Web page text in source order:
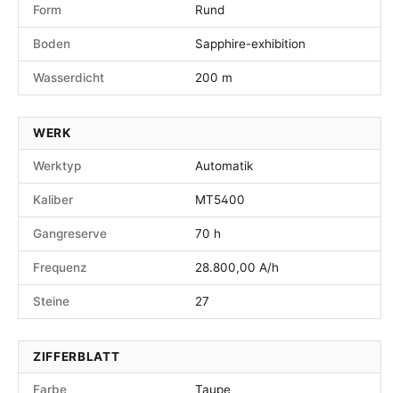
Form Rund
Boden Sapphire-exhibition
Wasserdicht 200 m
WERK
Werktyp Automatik
Kaliber MT5400
Gangreserve 70 h
Frequenz 28.800,00 A/h
Steine 27
ZIFFERBLATT
Farbe Taupe